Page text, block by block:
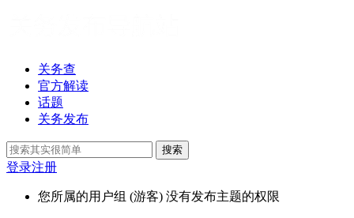
关务查
官方解读
话题
关务发布
搜索
登录注册
您所属的用户组 (游客) 没有发布主题的权限